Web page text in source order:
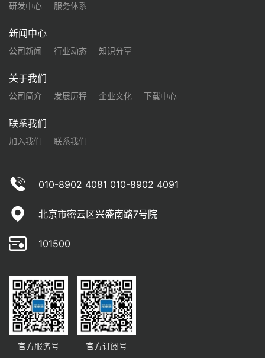
研发中心
服务体系
新闻中心
公司新闻 行业动态 知识分享
关于我们
公司简介 发展历程 企业文化 下载中心
联系我们
加入我们 联系我们
010-8902 4081 010-8902 4091
北京市密云区兴盛南路7号院
101500
官方服务号 官方订阅号